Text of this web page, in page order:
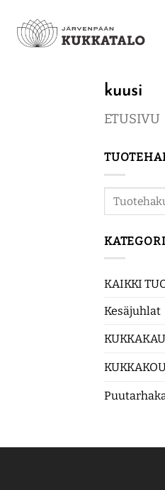
content
kuusi
ETUSIVU
Etsi:
KAIKKI
Kesäjuhlat